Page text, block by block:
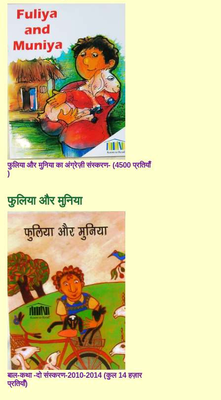
फुलिया और मुनिया का अंग्रेज़ी संस्करण- (4500 प्रतियाँ
)
फुलिया और मुनिया
बाल-कथा -दो संस्करण-2010-2014 (कुल 14 हज़ार
प्रतियाँ)